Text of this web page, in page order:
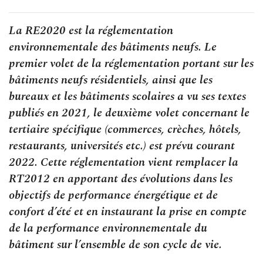
La RE2020 est la réglementation
environnementale des bâtiments neufs. Le
premier volet de la réglementation portant sur les
bâtiments neufs résidentiels, ainsi que les
bureaux et les bâtiments scolaires a vu ses textes
publiés en 2021, le deuxième volet concernant le
tertiaire spécifique (commerces, crèches, hôtels,
restaurants, universités etc.) est prévu courant
2022. Cette réglementation vient remplacer la
RT2012 en apportant des évolutions dans les
objectifs de performance énergétique et de
confort d’été et en instaurant la prise en compte
de la performance environnementale du
bâtiment sur l’ensemble de son cycle de vie.